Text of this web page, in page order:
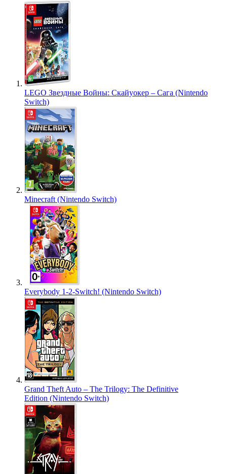
LEGO Звездные Войны: Скайуокер – Сага (Nintendo
Switch)
Minecraft (Nintendo Switch)
Everybody 1-2-Switch! (Nintendo Switch)
Grand Theft Auto – The Trilogy: The Definitive
Edition (Nintendo Switch)